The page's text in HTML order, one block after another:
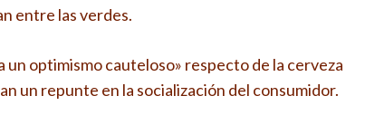
entre las verdes.
un optimismo cauteloso» respecto de la cerveza
un repunte en la socialización del consumidor.